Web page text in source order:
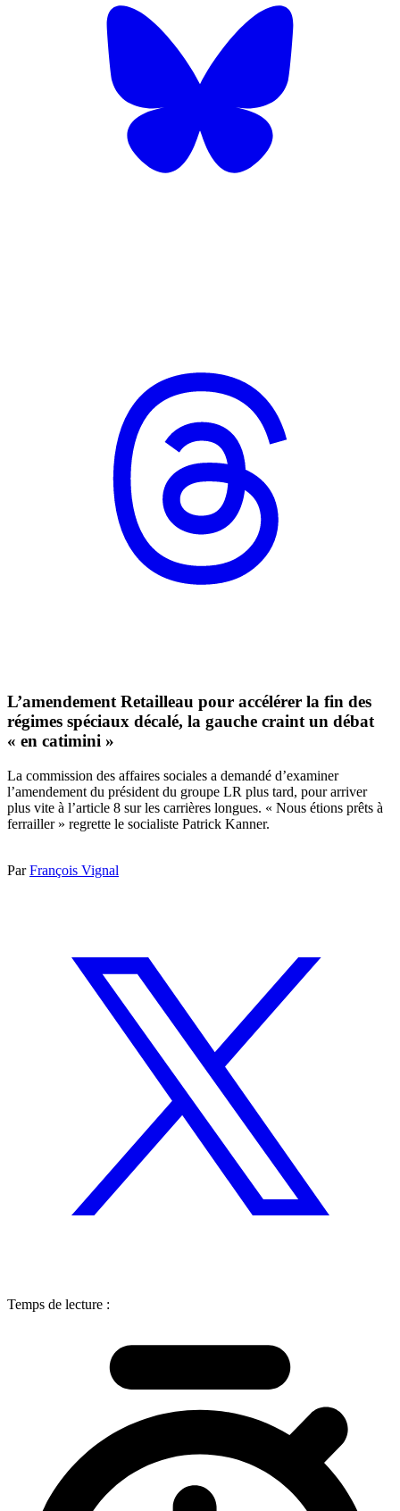
L’amendement Retailleau pour accélérer la fin des
régimes spéciaux décalé, la gauche craint un débat
« en catimini »
La commission des affaires sociales a demandé d’examiner
l’amendement du président du groupe LR plus tard, pour arriver
plus vite à l’article 8 sur les carrières longues. « Nous étions prêts à
ferrailler » regrette le socialiste Patrick Kanner.
ParFrançois Vignal
Temps de lecture :